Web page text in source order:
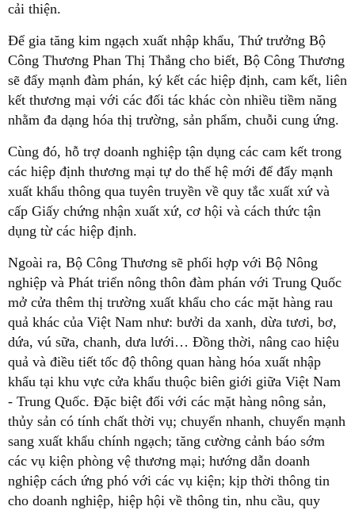
cải thiện.
Để gia tăng kim ngạch xuất nhập khẩu, Thứ trưởng Bộ
Công Thương Phan Thị Thắng cho biết, Bộ Công Thương
sẽ đẩy mạnh đàm phán, ký kết các hiệp định, cam kết, liên
kết thương mại với các đối tác khác còn nhiều tiềm năng
nhằm đa dạng hóa thị trường, sản phẩm, chuỗi cung ứng.
Cùng đó, hỗ trợ doanh nghiệp tận dụng các cam kết trong
các hiệp định thương mại tự do thế hệ mới để đẩy mạnh
xuất khẩu thông qua tuyên truyền về quy tắc xuất xứ và
cấp Giấy chứng nhận xuất xứ, cơ hội và cách thức tận
dụng từ các hiệp định.
Ngoài ra, Bộ Công Thương sẽ phối hợp với Bộ Nông
nghiệp và Phát triển nông thôn đàm phán với Trung Quốc
mở cửa thêm thị trường xuất khẩu cho các mặt hàng rau
quả khác của Việt Nam như: bưởi da xanh, dừa tươi, bơ,
dứa, vú sữa, chanh, dưa lưới… Đồng thời, nâng cao hiệu
quả và điều tiết tốc độ thông quan hàng hóa xuất nhập
khẩu tại khu vực cửa khẩu thuộc biên giới giữa Việt Nam
- Trung Quốc. Đặc biệt đối với các mặt hàng nông sản,
thủy sản có tính chất thời vụ; chuyển nhanh, chuyển mạnh
sang xuất khẩu chính ngạch; tăng cường cảnh báo sớm
các vụ kiện phòng vệ thương mại; hướng dẫn doanh
nghiệp cách ứng phó với các vụ kiện; kịp thời thông tin
cho doanh nghiệp, hiệp hội về thông tin, nhu cầu, quy